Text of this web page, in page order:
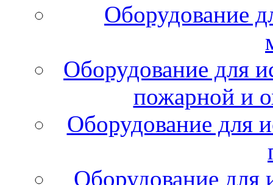
Оборудование
Оборудование для
пожарной и
Оборудование для
Оборудование для